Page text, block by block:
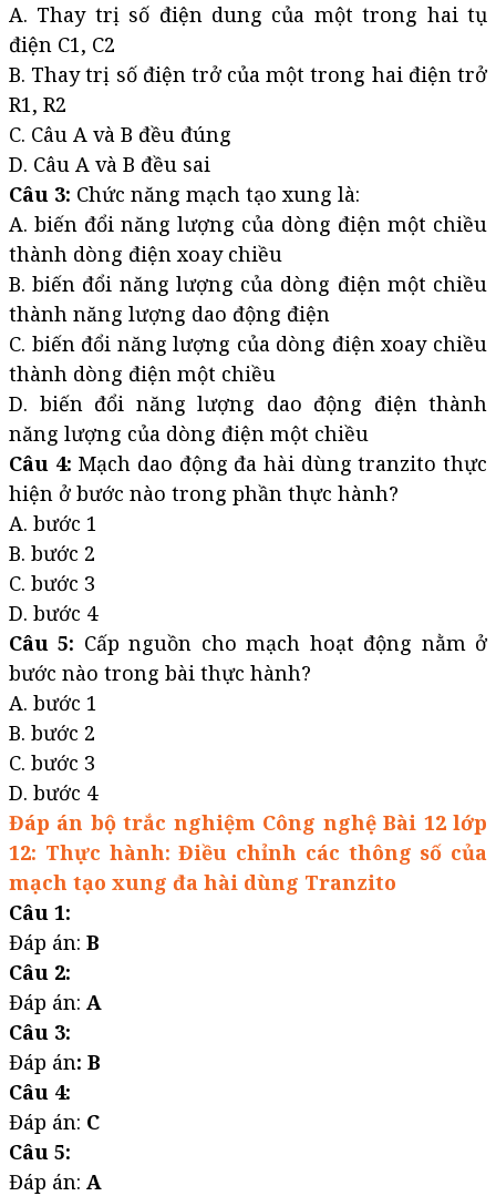
A. Thay trị số điện dung của một trong hai tụ
điện C1, C2
B. Thay trị số điện trở của một trong hai điện trở
R1, R2
C. Câu A và B đều đúng
D. Câu A và B đều sai
Câu 3: Chức năng mạch tạo xung là:
A. biến đổi năng lượng của dòng điện một chiều
thành dòng điện xoay chiều
B. biến đổi năng lượng của dòng điện một chiều
thành năng lượng dao động điện
C. biến đổi năng lượng của dòng điện xoay chiều
thành dòng điện một chiều
D. biến đổi năng lượng dao động điện thành
năng lượng của dòng điện một chiều
Câu 4: Mạch dao động đa hài dùng tranzito thực
hiện ở bước nào trong phần thực hành?
A. bước 1
B. bước 2
C. bước 3
D. bước 4
Câu 5: Cấp nguồn cho mạch hoạt động nằm ở
bước nào trong bài thực hành?
A. bước 1
B. bước 2
C. bước 3
D. bước 4
Đáp án bộ trắc nghiệm Công nghệ Bài 12 lớp
12: Thực hành: Điều chỉnh các thông số của
mạch tạo xung đa hài dùng Tranzito
Câu 1:
Đáp án: B
Câu 2:
Đáp án: A
Câu 3:
Đáp án: B
Câu 4:
Đáp án: C
Câu 5:
Đáp án: A